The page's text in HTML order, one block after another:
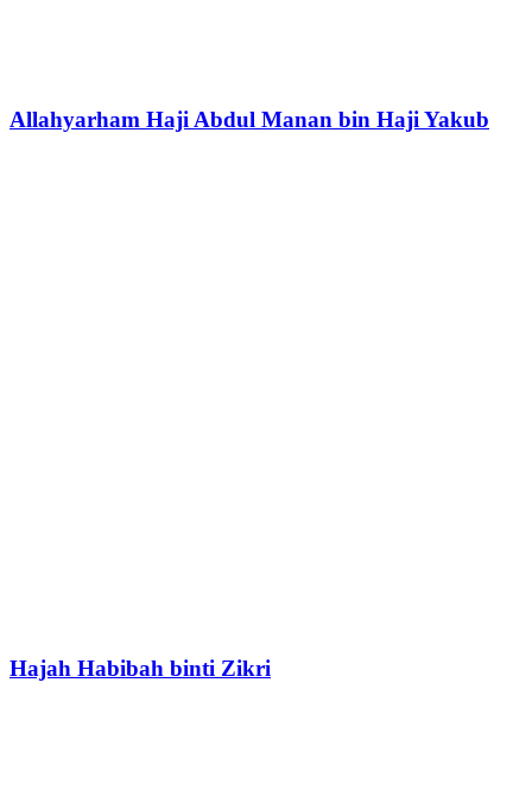
Allahyarham Haji Abdul Manan bin Haji Yakub
Hajah Habibah binti Zikri